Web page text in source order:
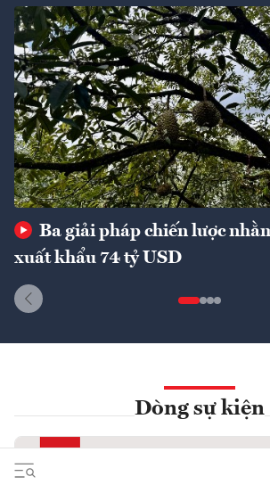
Ba giải pháp chiến lược
xuất khẩu 74 tỷ USD
Dòng sự kiện